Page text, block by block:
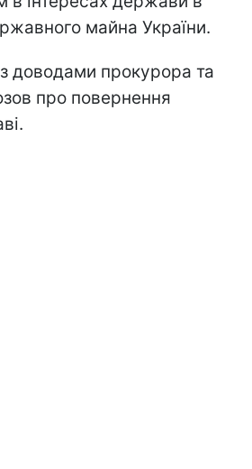
майна України.
доводами прокурора та
про повернення